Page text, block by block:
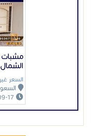
مشبات
الشمال
السعر